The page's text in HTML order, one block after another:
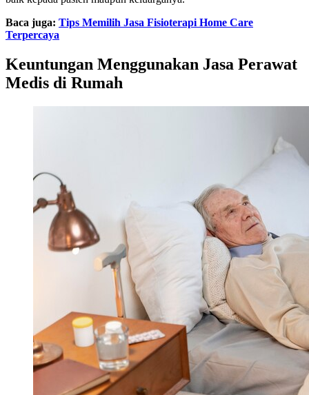
Baca juga: Tips Memilih Jasa Fisioterapi Home Care
Terpercaya
Keuntungan Menggunakan Jasa Perawat
Medis di Rumah